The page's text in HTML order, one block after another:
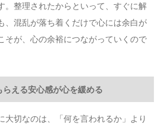
。整理されたからといって、すぐに解
、混乱が落ち着くだけで心には余白が
そが、心の余裕につながっていくので
える安心感が心を緩める
大切なのは、「何を言われるか」より